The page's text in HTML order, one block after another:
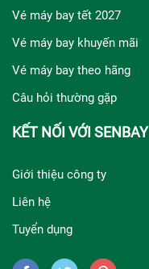
Vé máy bay tết 2027
Vé máy bay khuyến mãi
Vé máy bay theo hãng
Câu hỏi thường gặp
KẾT NỐI VỚI SENBAY
Giới thiệu công ty
Liên hệ
Tuyển dụng